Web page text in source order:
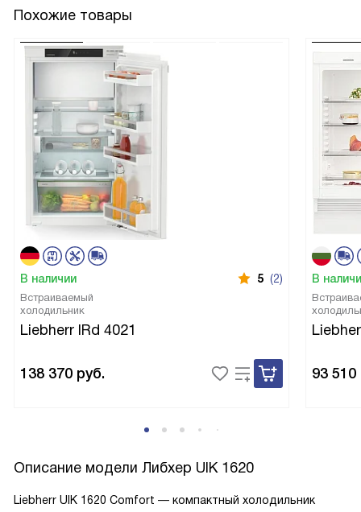
Похожие товары
В наличии 5 (2)
Встраиваемый
холодильник
Liebherr IRd 4021
138 370 руб.
В
93 510
Описание модели Либхер UIK 1620
Liebherr UIK 1620 Comfort — компактный холодильник